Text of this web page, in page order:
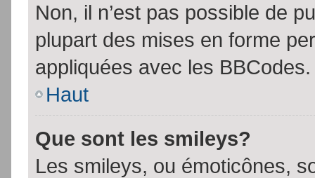
Non, il n’est pas possible de
plupart des mises en forme
appliquées avec les BBCodes.
Haut
Que sont les smileys?
Les smileys, ou émoticônes,